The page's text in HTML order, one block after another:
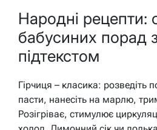
Народні рецепти:
бабусиних порад
підтекстом
Гірчиця – класика:
пасти, нанесіть на марлю,
Розігріває, стимулює